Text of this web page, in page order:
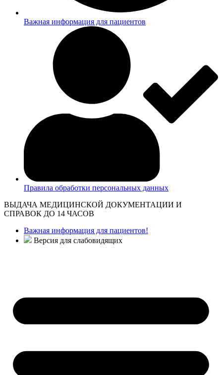
Важная информация для пациентов
Правила обработки персональных данных
ВЫДАЧА МЕДИЦИНСКОЙ ДОКУМЕНТАЦИИ И
СПРАВОК ДО 14 ЧАСОВ
Важная информация для пациентов!
Версия для слабовидящих